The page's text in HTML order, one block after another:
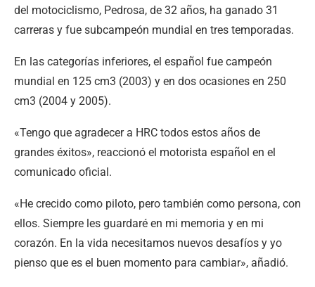
del motociclismo, Pedrosa, de 32 años, ha ganado 31
carreras y fue subcampeón mundial en tres temporadas.
En las categorías inferiores, el español fue campeón
mundial en 125 cm3 (2003) y en dos ocasiones en 250
cm3 (2004 y 2005).
«Tengo que agradecer a HRC todos estos años de
grandes éxitos», reaccionó el motorista español en el
comunicado oficial.
«He crecido como piloto, pero también como persona, con
ellos. Siempre les guardaré en mi memoria y en mi
corazón. En la vida necesitamos nuevos desafíos y yo
pienso que es el buen momento para cambiar», añadió.